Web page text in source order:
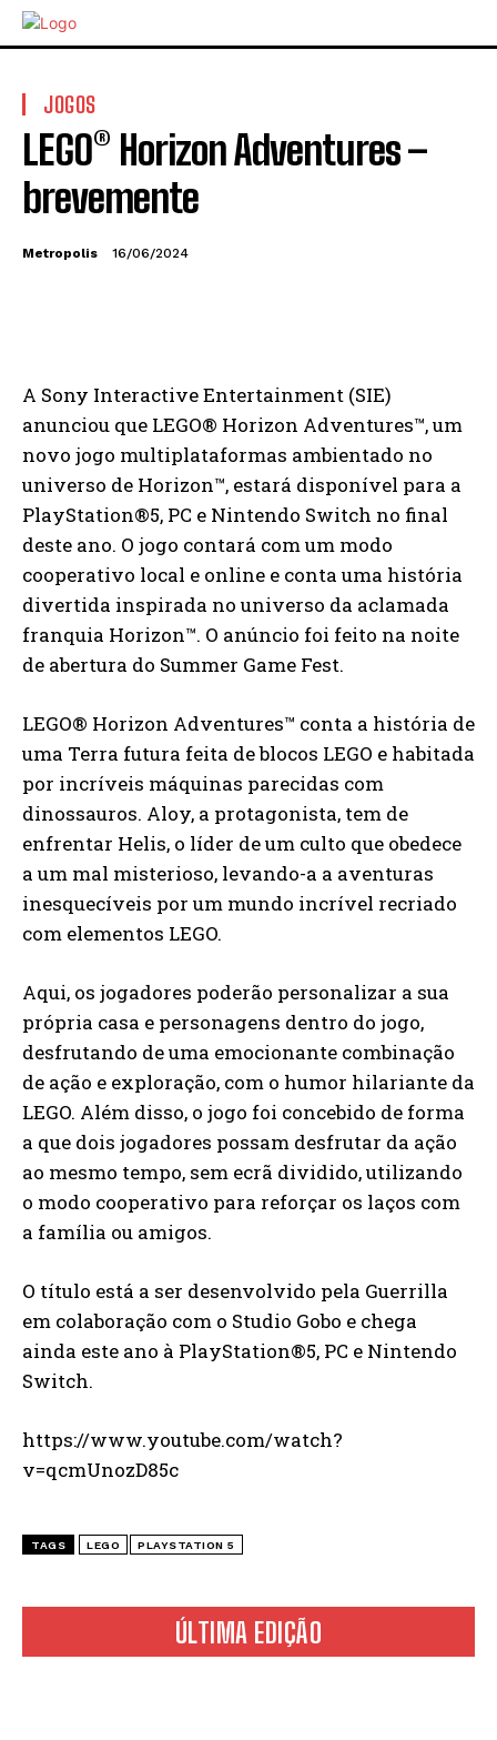
ÚLTIMA EDIÇÃO
JOGOS
LEGO® Horizon Adventures –
brevemente
Metropolis 16/06/2024
A Sony Interactive Entertainment (SIE)
anunciou que LEGO® Horizon Adventures™, um
novo jogo multiplataformas ambientado no
universo de Horizon™, estará disponível para a
PlayStation®5, PC e Nintendo Switch no final
deste ano. O jogo contará com um modo
cooperativo local e online e conta uma história
divertida inspirada no universo da aclamada
franquia Horizon™. O anúncio foi feito na noite
de abertura do Summer Game Fest.
LEGO® Horizon Adventures™ conta a história de
uma Terra futura feita de blocos LEGO e habitada
por incríveis máquinas parecidas com
dinossauros. Aloy, a protagonista, tem de
enfrentar Helis, o líder de um culto que obedece
a um mal misterioso, levando-a a aventuras
inesquecíveis por um mundo incrível recriado
com elementos LEGO.
Aqui, os jogadores poderão personalizar a sua
própria casa e personagens dentro do jogo,
desfrutando de uma emocionante combinação
de ação e exploração, com o humor hilariante da
LEGO. Além disso, o jogo foi concebido de forma
a que dois jogadores possam desfrutar da ação
ao mesmo tempo, sem ecrã dividido, utilizando
o modo cooperativo para reforçar os laços com
a família ou amigos.
O título está a ser desenvolvido pela Guerrilla
em colaboração com o Studio Gobo e chega
ainda este ano à PlayStation®5, PC e Nintendo
Switch.
https://www.youtube.com/watch?
v=qcmUnozD85c
TAGS LEGO PLAYSTATION 5